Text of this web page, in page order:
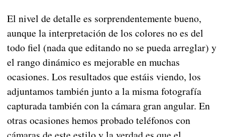
El nivel de detalle es sorprendentemente bueno,
aunque la interpretación de los colores no es del
todo fiel (nada que editando no se pueda arreglar) y
el rango dinámico es mejorable en muchas
ocasiones. Los resultados que estáis viendo, los
adjuntamos también junto a la misma fotografía
capturada también con la cámara gran angular. En
otras ocasiones hemos probado teléfonos con